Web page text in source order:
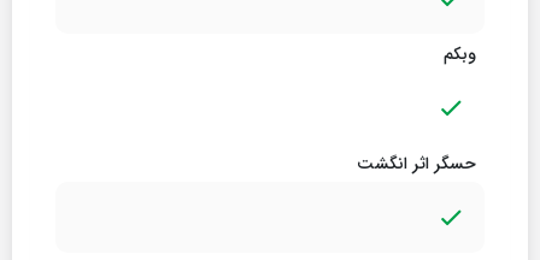
وبکم
حسگر اثر انگشت